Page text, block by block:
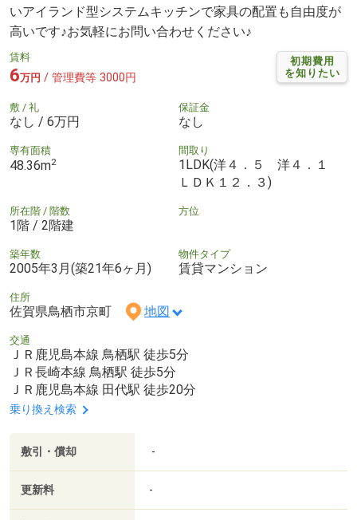
いアイランド型システムキッチンで家具の配置も自由度が
高いです♪お気軽にお問い合わせください♪
初期費用
を知りたい
賃料
6万円 / 管理費等 3000円
敷 / 礼
なし / 6万円
保証金
なし
専有面積
48.36m2
間取り
1LDK(洋４．５ 洋４．１
ＬＤＫ１２．３)
所在階 / 階数
1階 / 2階建
方位
築年数
2005年3月(築21年6ヶ月)
物件タイプ
賃貸マンション
住所
佐賀県鳥栖市京町 地図
交通
ＪＲ鹿児島本線 鳥栖駅 徒歩5分
ＪＲ長崎本線 鳥栖駅 徒歩5分
ＪＲ鹿児島本線 田代駅 徒歩20分
乗り換え検索
敷引・償却 -
更新料 -